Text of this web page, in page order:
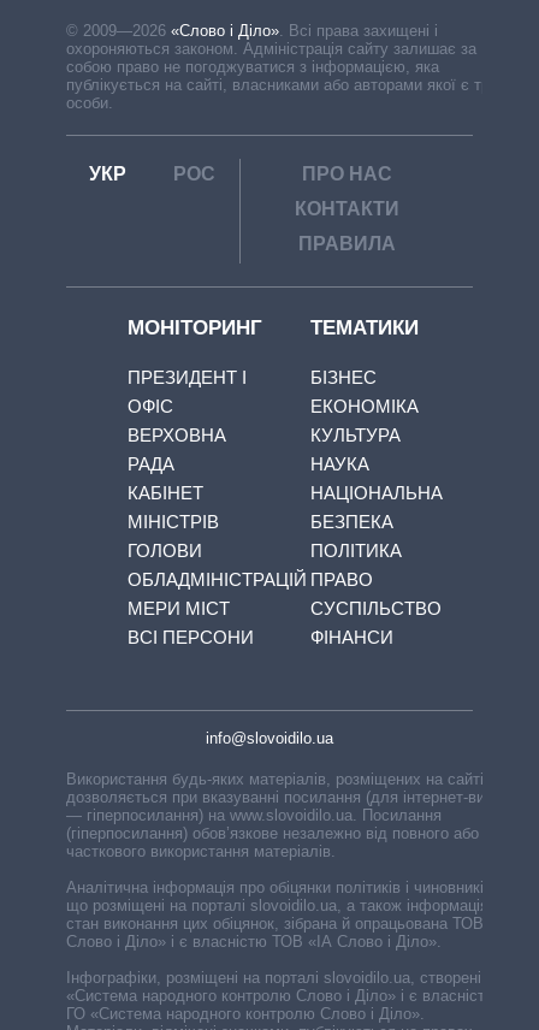
© 2009—2026 «Слово і Діло»
Всі права захищені і
охороняються законом. Адміністрація сайту залишає за
собою право не погоджуватися з інформацією, яка
публікується на сайті, власниками або авторами якої є треті
особи.
УКР РОС
ПРО НАС
КОНТАКТИ
ПРАВИЛА
МОНІТОРИНГ
ПРЕЗИДЕНТ І
ОФІС
ВЕРХОВНА
РАДА
КАБІНЕТ
МІНІСТРІВ
ГОЛОВИ
ОБЛАДМІНІСТРАЦІЙ
МЕРИ МІСТ
ВСІ ПЕРСОНИ
ТЕМАТИКИ
БІЗНЕС
ЕКОНОМІКА
КУЛЬТУРА
НАУКА
НАЦІОНАЛЬНА
БЕЗПЕКА
ПОЛІТИКА
ПРАВО
СУСПІЛЬСТВО
ФІНАНСИ
info@slovoidilo.ua
Використання будь-яких матеріалів, розміщених на сайті,
дозволяється при вказуванні посилання (для інтернет-видань
— гіперпосилання) на www.slovoidilo.ua. Посилання
(гіперпосилання) обов’язкове незалежно від повного або
часткового використання матеріалів.
Аналітична інформація про обіцянки політиків і чиновників,
що розміщені на порталі slovoidilo.ua, а також інформація про
стан виконання цих обіцянок, зібрана й опрацьована ТОВ «ІА
Слово і Діло» і є власністю ТОВ «ІА Слово і Діло».
Інфографіки, розміщені на порталі slovoidilo.ua, створені ГО
«Система народного контролю Слово і Діло» і є власністю
ГО «Система народного контролю Слово і Діло».